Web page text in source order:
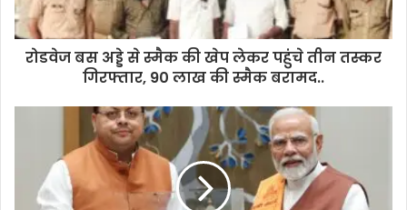
a
d
रोडवेज बस अड्डे से स्मैक की खेप लेकर पहुंचे तीन तस्कर
गिरफ्तार, 90 लाख की स्मैक बरामद..